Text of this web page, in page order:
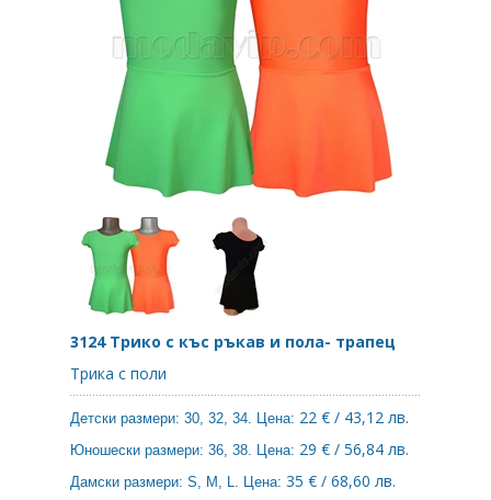
3124 Трико с къс ръкав и пола- трапец
Трика с поли
Детски размери: 30, 32, 34. Цена: 22 € / 43,12 лв.
Юношески размери: 36, 38. Цена: 29 € / 56,84 лв.
Дамски размери: S, M, L. Цена: 35 € / 68,60 лв.